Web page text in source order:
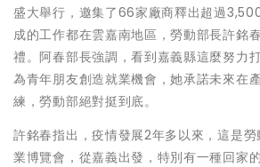
盛大舉行，邀集了66家廠商釋出超過
成的工作都在雲嘉南地區，勞動部長許銘
禮。阿春部長強調，看到嘉義縣這麼努力
為青年朋友創造就業機會，她承諾未來在
練，勞動部絕對挺到底。
許銘春指出，疫情發展2年多以來，這是
業博覽會，從嘉義出發，特別有一種回家